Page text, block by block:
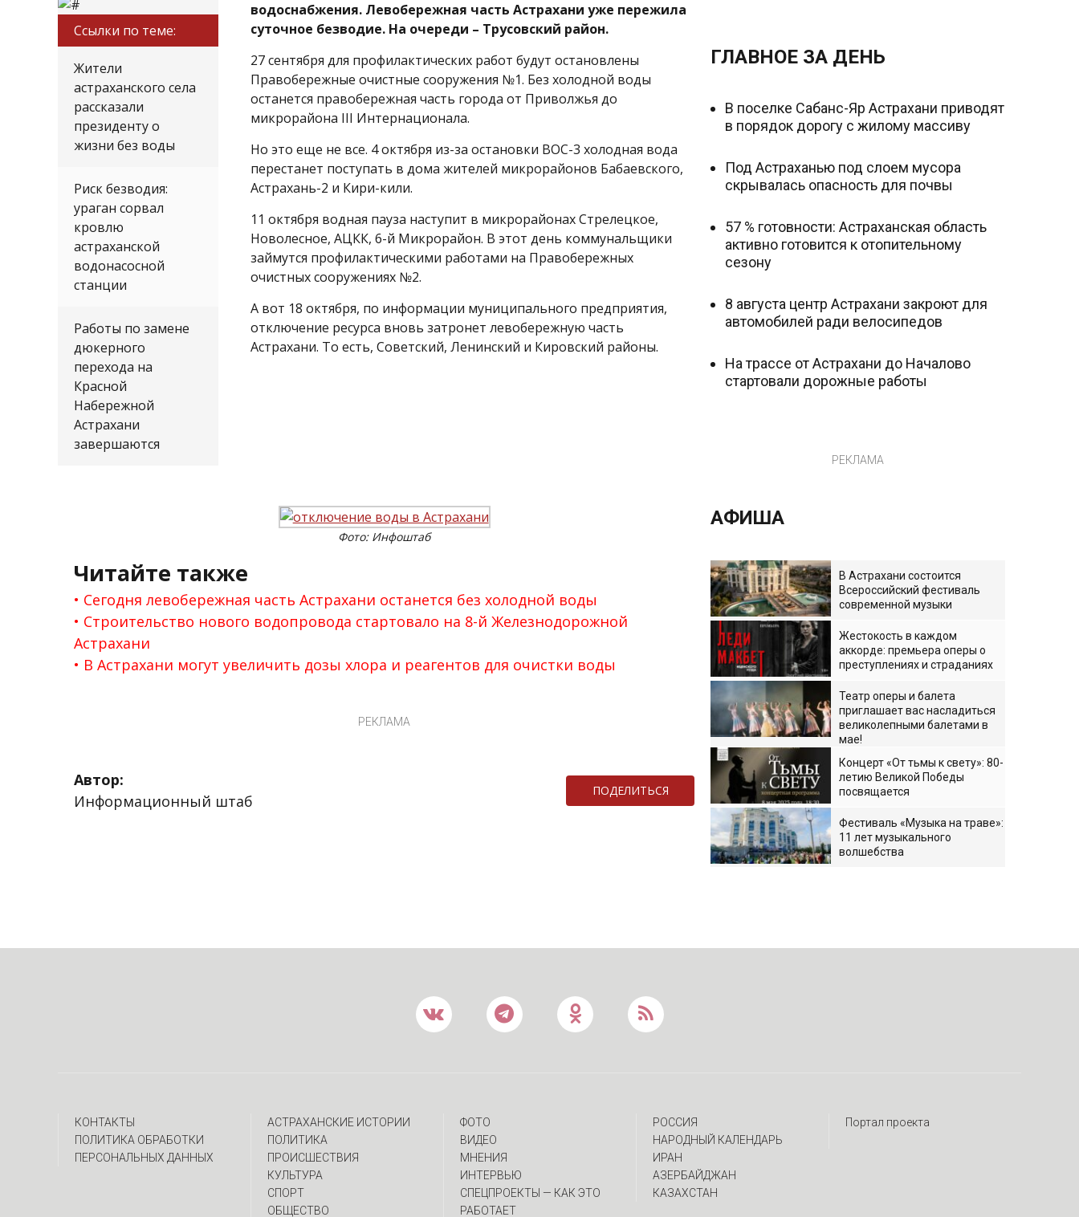
Ссылки по теме:
Жители
астраханского села
рассказали
президенту о
жизни без воды
Риск безводия:
ураган сорвал
кровлю
астраханской
водонасосной
станции
Работы по замене
дюкерного
перехода на
Красной
Набережной
Астрахани
завершаются
водоснабжения. Левобережная часть Астрахани уже пережила
суточное безводие. На очереди – Трусовский район.
27 сентября для профилактических работ будут остановлены
Правобережные очистные сооружения №1. Без холодной воды
останется правобережная часть города от Приволжья до
микрорайона III Интернационала.
Но это еще не все. 4 октября из-за остановки ВОС-3 холодная вода
перестанет поступать в дома жителей микрорайонов Бабаевского,
Астрахань-2 и Кири-кили.
11 октября водная пауза наступит в микрорайонах Стрелецкое,
Новолесное, АЦКК, 6-й Микрорайон. В этот день коммунальщики
займутся профилактическими работами на Правобережных
очистных сооружениях №2.
А вот 18 октября, по информации муниципального предприятия,
отключение ресурса вновь затронет левобережную часть
Астрахани. То есть, Советский, Ленинский и Кировский районы.
Фото: Инфоштаб
Читайте также
Сегодня левобережная часть Астрахани останется без холодной воды
Строительство нового водопровода стартовало на 8-й Железнодорожной
Астрахани
В Астрахани могут увеличить дозы хлора и реагентов для очистки воды
РЕКЛАМА
Автор:
Информационный штаб
ПОДЕЛИТЬСЯ
ГЛАВНОЕ ЗА ДЕНЬ
В поселке Сабанс-Яр Астрахани приводят
в порядок дорогу с жилому массиву
Под Астраханью под слоем мусора
скрывалась опасность для почвы
57 % готовности: Астраханская область
активно готовится к отопительному
сезону
8 августа центр Астрахани закроют для
автомобилей ради велосипедов
На трассе от Астрахани до Началово
стартовали дорожные работы
РЕКЛАМА
АФИША
В Астрахани состоится
Всероссийский фестиваль
современной музыки
Жестокость в каждом
аккорде: премьера оперы о
преступлениях и страданиях
Театр оперы и балета
приглашает вас насладиться
великолепными балетами в
мае!
Концерт «От тьмы к свету»: 80-
летию Великой Победы
посвящается
Фестиваль «Музыка на траве»:
11 лет музыкального
волшебства
КОНТАКТЫ
ПОЛИТИКА ОБРАБОТКИ
ПЕРСОНАЛЬНЫХ ДАННЫХ
АСТРАХАНСКИЕ ИСТОРИИ
ПОЛИТИКА
ПРОИСШЕСТВИЯ
КУЛЬТУРА
СПОРТ
ОБЩЕСТВО
ФОТО
ВИДЕО
МНЕНИЯ
ИНТЕРВЬЮ
CПЕЦПРОЕКТЫ — КАК ЭТО
РАБОТАЕТ
РОССИЯ
НАРОДНЫЙ КАЛЕНДАРЬ
ИРАН
АЗЕРБАЙДЖАН
КАЗАХСТАН
Портал проекта